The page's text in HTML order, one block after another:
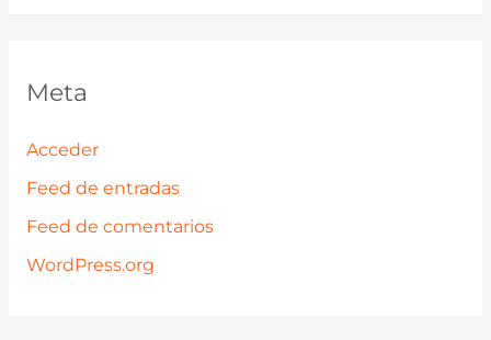
Meta
Acceder
Feed de entradas
Feed de comentarios
WordPress.org